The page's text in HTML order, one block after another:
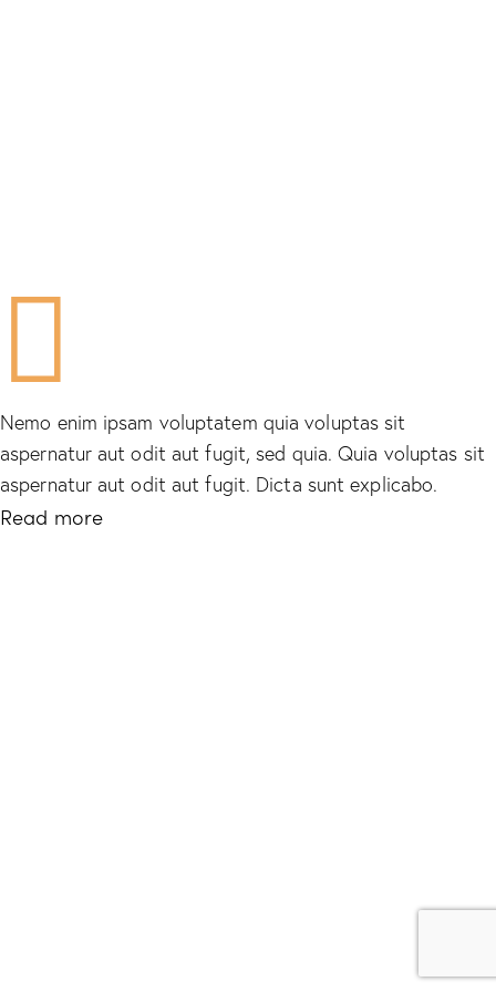
Nemo enim ipsam voluptatem quia voluptas sit
aspernatur aut odit aut fugit, sed quia. Quia voluptas sit
aspernatur aut odit aut fugit. Dicta sunt explicabo.
Read more